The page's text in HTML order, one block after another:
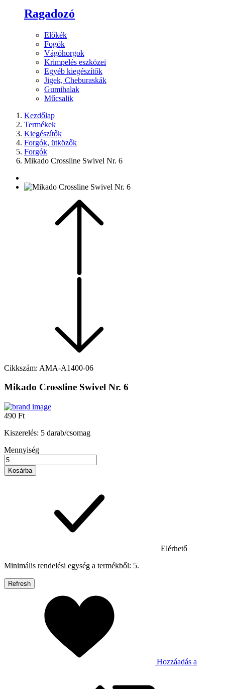
Ragadozó
Előkék
Fogók
Vágóhorgok
Krimpelés eszközei
Egyéb kiegészítők
Jigek, Cheburaskák
Gumihalak
Műcsalik
Kezdőlap
Termékek
Kiegészítők
Forgók, ütközők
Forgók
Mikado Crossline Swivel Nr. 6
Cikkszám: AMA-A1400-06
Mikado Crossline Swivel Nr. 6
490 Ft
Kiszerelés: 5 darab/csomag
Mennyiség
Kosárba
Elérhető
Minimális rendelési egység a termékből: 5.
Hozzáadás a